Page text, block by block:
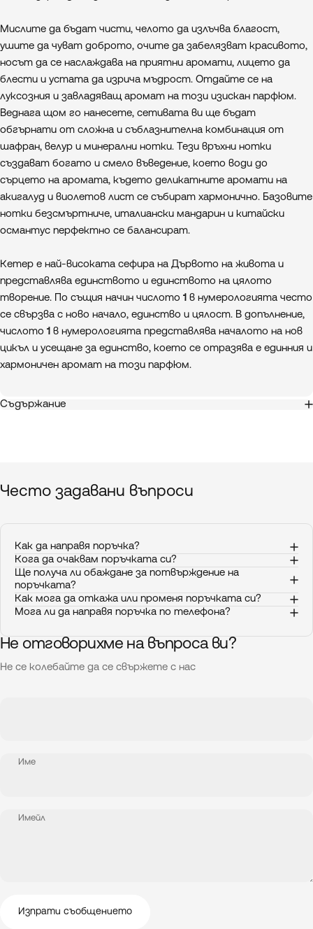
Мислите да бъдат чисти, челото да излъчва благост,
ушите да чуват доброто, очите да забелязват красивото,
носът да се наслаждава на приятни аромати, лицето да
блести и устата да изрича мъдрост. Отдайте се на
луксозния и завладяващ аромат на този изискан парфюм.
Веднага щом го нанесете, сетивата ви ще бъдат
обгърнати от сложна и съблазнителна комбинация от
шафран, велур и минерални нотки. Тези връхни нотки
създават богато и смело въведение, което води до
сърцето на аромата, където деликатните аромати на
акигалуд и виолетов лист се събират хармонично. Базовите
нотки безсмъртниче, италиански мандарин и китайски
османтус перфектно се балансират.
Кетер е най-високата сефира на Дървото на живота и
представлява единството и единството на цялото
творение. По същия начин числото 1 в нумерологията често
се свързва с ново начало, единство и цялост. В допълнение,
числото 1 в нумерологията представлява началото на нов
цикъл и усещане за единство, което се отразява е единния и
хармоничен аромат на този парфюм.
Съдържание
Често задавани въпроси
Как да направя поръчка?
Кога да очаквам поръчката си?
Ще получа ли обаждане за потвърждение на
поръчката?
Как мога да откажа или променя поръчката си?
Мога ли да направя поръчка по телефона?
Не отговорихме на въпроса ви?
Не се колебайте да се свържете с нас
Име
Имейл
Изпрати съобщението